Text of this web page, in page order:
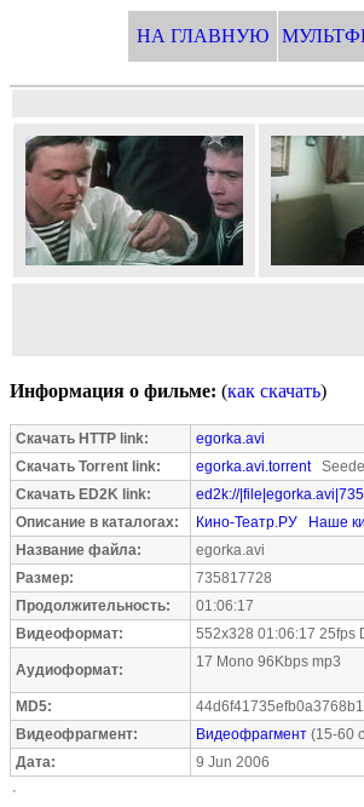
НА ГЛАВНУЮ
Информация о фильме: (как скачать)
Скачать HTTP link:
egorka.avi
Скачать Torrent link:
egorka.avi.torrent
Скачать ED2K link:
ed2k://
Описание в каталогах:
Кино-Театр.РУ
Наше
Название файла:
egorka.avi
Размер:
735817728
Продолжительность:
01:06:17
Видеоформат:
552x328 01:06:17 25fps
Аудиоформат: 17 Mono 96Kbps mp3
MD5:
Видеофрагмент:
Видеофрагмент (15-60
Дата:
9 Jun 2006